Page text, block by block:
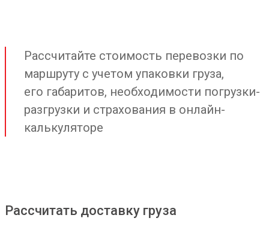
Рассчитайте стоимость перевозки по
маршруту с учетом упаковки груза,
его габаритов, необходимости погрузки-
разгрузки и страхования в онлайн-
калькуляторе
Рассчитать доставку груза